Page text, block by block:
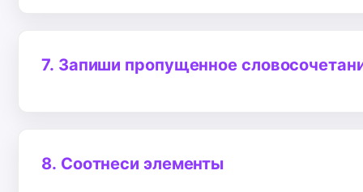
7. Запиши пропущенное
8. Соотнеси элементы